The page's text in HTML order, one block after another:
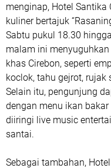
menginap, Hotel
kuliner bertajuk
Sabtu pukul 18.30
malam ini
khas Cirebon, seperti
koclok, tahu gejrot, rujak
Selain itu, pengunjung
dengan menu ikan
diiringi live music
santai.
Sebagai tambahan,